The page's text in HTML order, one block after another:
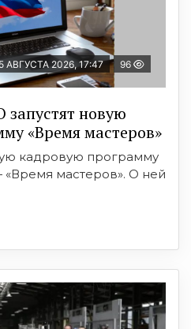
5 АВГУСТА 2026, 17:47 96
запустят новую
«Время мастеров»
кадровую программу
мастеров». О ней